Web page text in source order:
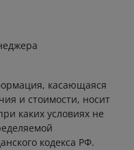
касающаяся
и стоимости, носит
каких условиях не
кодекса РФ.